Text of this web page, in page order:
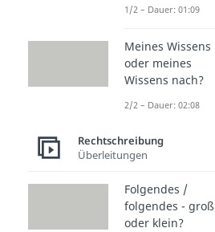
1/2 – Dauer: 01:09
Meines Wissens
oder meines
Wissens nach?
2/2 – Dauer: 02:08
Rechtschreibung
Überleitungen
Folgendes /
folgendes - groß
oder klein?